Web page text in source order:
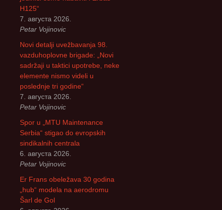
H125“
7. августа 2026.
Petar Vojinovic
Novi detalji uvežbavanja 98.
vazduhoplovne brigade: „Novi
sadržaji u taktici upotrebe, neke
elemente nismo videli u
poslednje tri godine“
7. августа 2026.
Petar Vojinovic
Spor u „MTU Maintenance
Serbia“ stigao do evropskih
sindikalnih centrala
6. августа 2026.
Petar Vojinovic
Er Frans obeležava 30 godina
„hub“ modela na aerodromu
Šarl de Gol